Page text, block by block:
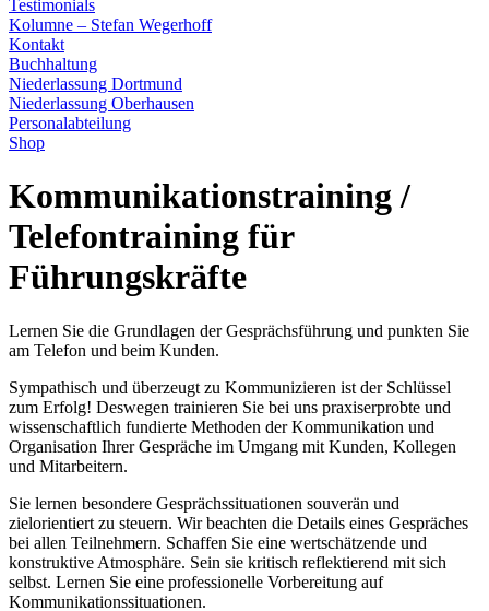
Testimonials
Kolumne – Stefan Wegerhoff
Kontakt
Buchhaltung
Niederlassung Dortmund
Niederlassung Oberhausen
Personalabteilung
Shop
Kommunikationstraining /
Telefontraining für
Führungskräfte
Lernen Sie die Grundlagen der Gesprächsführung und punkten Sie
am Telefon und beim Kunden.
Sympathisch und überzeugt zu Kommunizieren ist der Schlüssel
zum Erfolg! Deswegen trainieren Sie bei uns praxiserprobte und
wissenschaftlich fundierte Methoden der Kommunikation und
Organisation Ihrer Gespräche im Umgang mit Kunden, Kollegen
und Mitarbeitern.
Sie lernen besondere Gesprächssituationen souverän und
zielorientiert zu steuern. Wir beachten die Details eines Gespräches
bei allen Teilnehmern. Schaffen Sie eine wertschätzende und
konstruktive Atmosphäre. Sein sie kritisch reflektierend mit sich
selbst. Lernen Sie eine professionelle Vorbereitung auf
Kommunikationssituationen.